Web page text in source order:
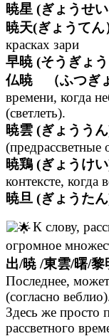
暁星 (ぎょうせい
暁天(ぎょうてん
красках зари
早暁 (そうぎょう
仏暁 （ふつぎょ
времени, когда
(светлеть).
暁雲 (ぎょうう
(предрассветные
暁鶏 (ぎょうけ
контексте, когда
暁旦 (ぎょうた
К слову,
огромное
出/暁 /東雲/曙/
Последнее,
(согласно
Здесь же просто
рассветного